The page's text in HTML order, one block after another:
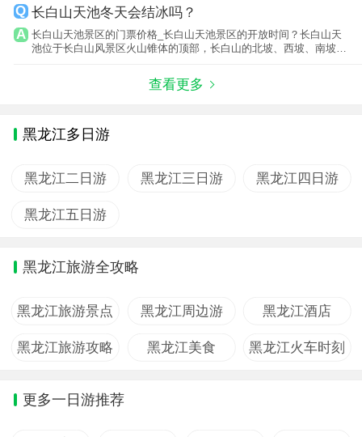
长白山天池冬天会结冰吗？
长白山天池景区的门票价格_长白山天池景区的开放时间？长白山天
池位于长白山风景区火山锥体的顶部，长白山的北坡、西坡、南坡三
查看更多
黑龙江多日游
黑龙江二日游 黑龙江三日游 黑龙江四日游
黑龙江五日游
黑龙江旅游全攻略
黑龙江旅游景点 黑龙江周边游 黑龙江酒店
黑龙江旅游攻略 黑龙江美食 黑龙江火车时刻
更多一日游推荐